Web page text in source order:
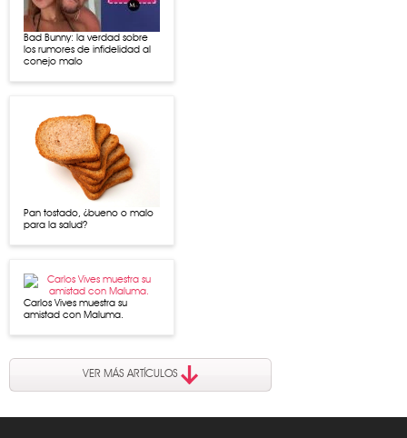
Bad Bunny: la verdad sobre
los rumores de infidelidad al
conejo malo
Pan tostado, ¿bueno o malo
para la salud?
Carlos Vives muestra su
amistad con Maluma.
VER MÁS ARTÍCULOS